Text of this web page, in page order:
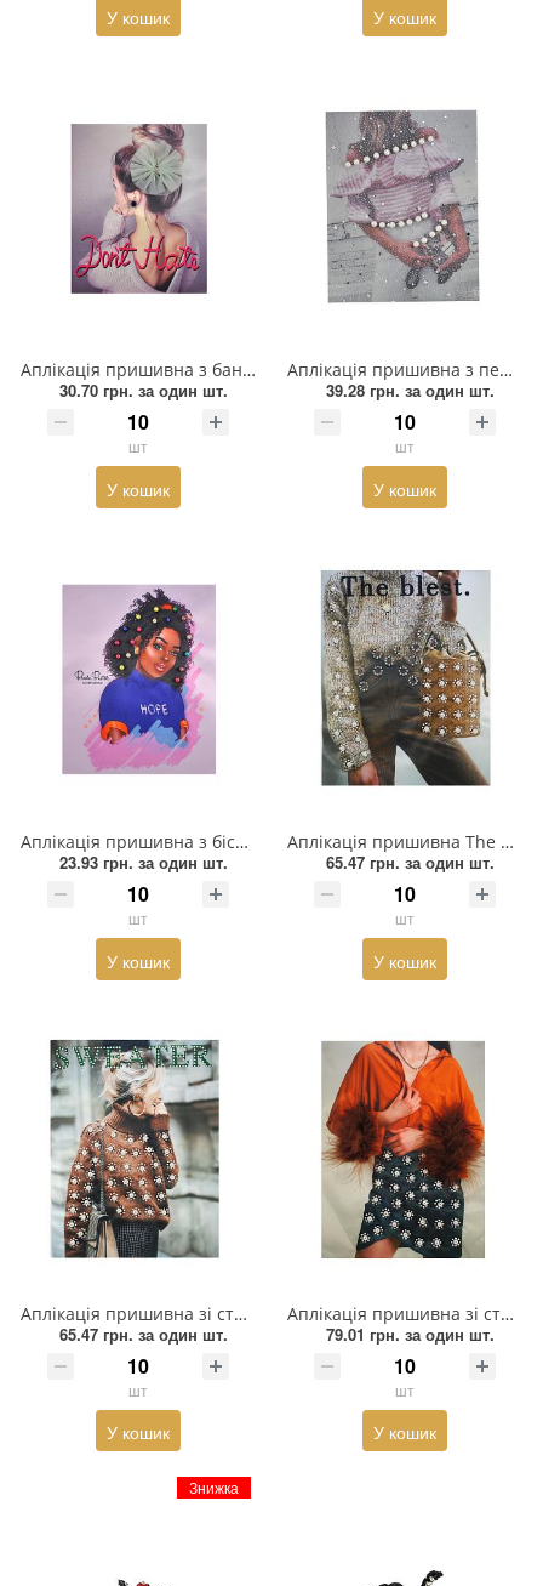
У кошик У кошик
Аплікація пришивна з бантом Дівчина Don't Hate, 20*25см, чорний, бежевий, рожевий, шт
30.70 грн. за один шт.
шт
У кошик
Аплікація пришивна з перлами Дівчина у сукні, 20*25см, білий, бежевий, рожевий, шт
39.28 грн. за один шт.
шт
У кошик
Аплікація пришивна з бісером Афроамериканка. 20*25 см, синій, рожевий, помаранчевий, чорний, шт
23.93 грн. за один шт.
шт
У кошик
Аплікація пришивна The blest, 19,9*25,5см, чорний, білий, коричневий, сірий, перли, шт
65.47 грн. за один шт.
шт
У кошик
Аплікація пришивна зі стразами SWEATER, 20*25,7см, коричневий, чорний, перли, бежевий, зелений, шт
65.47 грн. за один шт.
шт
У кошик
Аплікація пришивна зі стразами Стильно, 20*26см, коричневий, чорний, перли, бежевий, темно-зелений, пір'я, шт
79.01 грн. за один шт.
шт
У кошик
Знижка